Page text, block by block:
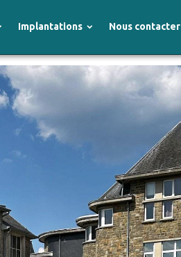
Implantations Nous contacter